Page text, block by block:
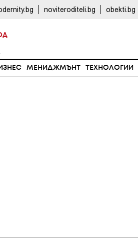
noviteroditeli.bg obekti.bg
МЕНИДЖМЪНТ ТЕХНОЛОГИИ